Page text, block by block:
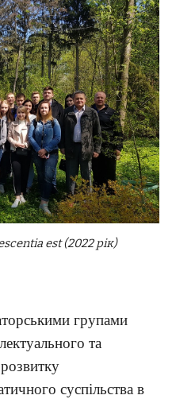
est(2022 рік)
групами
та
суспільства в